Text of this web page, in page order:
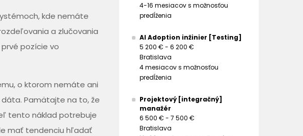
kde nemáte
a zlučovania
pozície vo
o ktorom nemáte ani
Pamätajte na to, že
tento náklad potrebuje
mať tendenciu hľadať
4-16 mesiacov s možnosťou
predĺženia
AI Adoption inžinier [Testing]
5 200 € - 6 200 €
Bratislava
4 mesiacov s možnosťou
predĺženia
Projektový [integračný]
manažér
6 500 € - 7 500 €
Bratislava